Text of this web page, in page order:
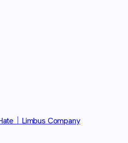
｜Limbus Company